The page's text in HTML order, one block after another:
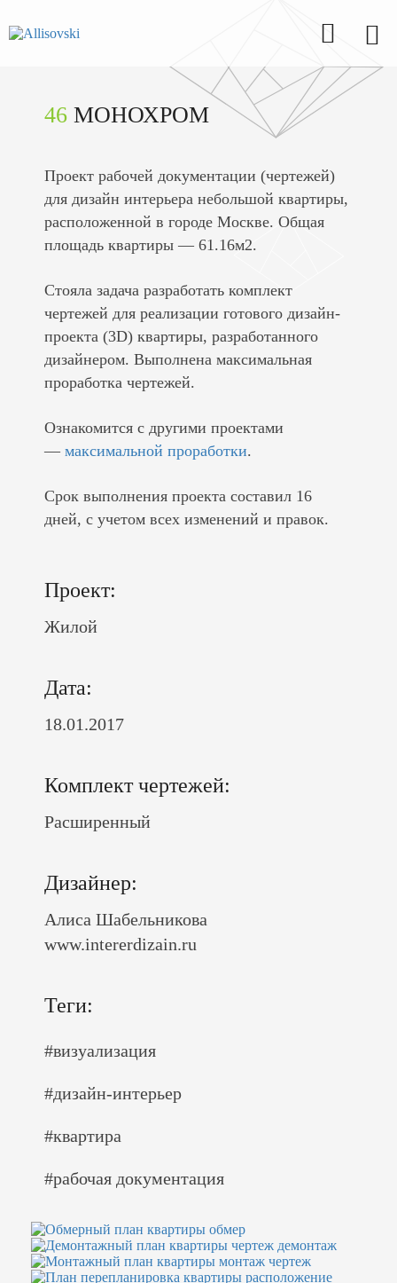
46 МОНОХРОМ
Проект рабочей документации (чертежей)
для дизайн интерьера небольшой квартиры,
расположенной в городе Москвe. Общая
площадь квартиры — 61.16м2.
Стояла задача разработать комплект
чертежей для реализации готового дизайн-
проекта (3D) квартиры, разработанного
дизайнером. Выполнена максимальная
проработка чертежей.
Ознакомится с другими проектами
— максимальной проработки.
Срок выполнения проекта составил 16
дней, с учетом всех изменений и правок.
Проект:
Жилой
Дата:
18.01.2017
Комплект чертежей:
Расширенный
Дизайнер:
Алиса Шабельникова
www.intererdizain.ru
Теги:
#визуализация
#дизайн-интерьер
#квартира
#рабочая документация